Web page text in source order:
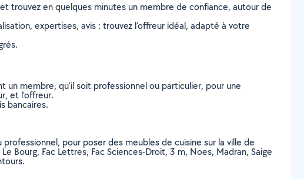
trouvez en quelques minutes un membre de confiance, autour de
expertises, avis : trouvez l'offreur idéal, adapté à votre
membre, qu’il soit professionnel ou particulier, pour une
et l’offreur.
bancaires.
pour poser des meubles de cuisine sur la ville de
Bourg, Fac Lettres, Fac Sciences-Droit, 3 m, Noes, Madran, Saige